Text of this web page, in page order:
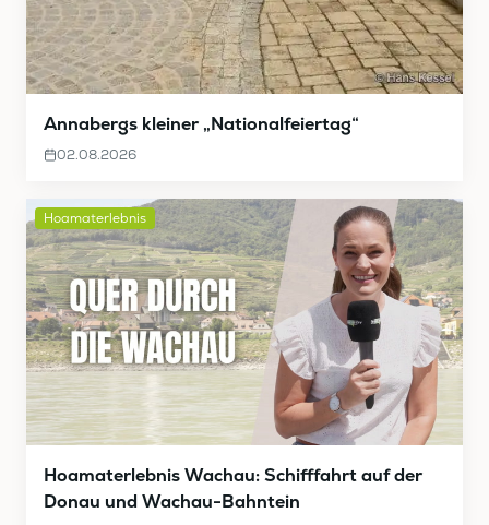
Annabergs kleiner „Nationalfeiertag“
02.08.2026
Hoamaterlebnis
Hoamaterlebnis Wachau: Schifffahrt auf der
Donau und Wachau-Bahntein